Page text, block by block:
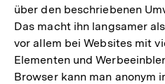
über den beschriebenen
Das macht ihn langsamer
vor allem bei Websites mit
Elementen und
Browser kann man anonym